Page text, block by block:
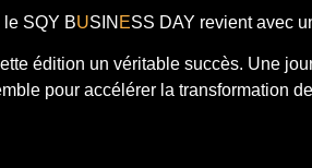
le SQY BUSIN ESS DAY revient avec
édition un véritable succès. Une
pour accélérer la transformation